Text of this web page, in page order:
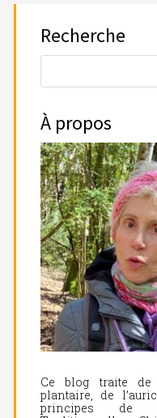
Recherche
À propos
Ce blog traite de
plantaire, de
principes de